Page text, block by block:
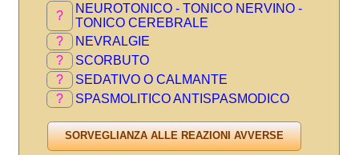
?
NEUROTONICO - TONICO NERVINO -
TONICO CEREBRALE
?
NEVRALGIE
?
SCORBUTO
?
SEDATIVO O CALMANTE
?
SPASMOLITICO ANTISPASMODICO